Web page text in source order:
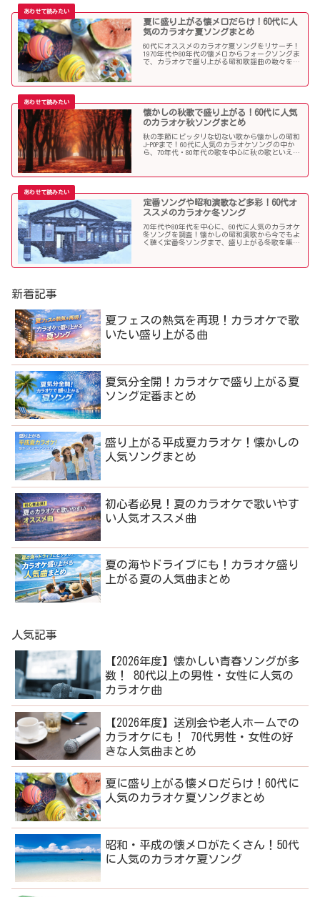
夏に盛り上がる懐メロだらけ！60代に人
気のカラオケ夏ソングまとめ
60代にオススメのカラオケ夏ソングをリサーチ！
1970年代や80年代の懐メロからフォークソングま
で、カラオケで盛り上がる昭和歌謡曲の数々を取
懐かしの秋歌で盛り上がる！60代に人気
のカラオケ秋ソングまとめ
秋の季節にピッタリな切ない歌から懐かしの昭和
J-POPまで！60代に人気のカラオケソングの中か
ら、70年代・80年代の歌を中心に秋の歌といえば
定番ソングや昭和演歌など多彩！60代オ
ススメのカラオケ冬ソング
70年代や80年代を中心に、60代に人気のカラオケ
冬ソングを調査！懐かしの昭和演歌から今でもよ
く聴く定番冬ソングまで、盛り上がる冬歌を集め
新着記事
夏フェスの熱気を再現！カラオケで歌
いたい盛り上がる曲
夏気分全開！カラオケで盛り上がる夏
ソング定番まとめ
盛り上がる平成夏カラオケ！懐かしの
人気ソングまとめ
初心者必見！夏のカラオケで歌いやす
い人気オススメ曲
夏の海やドライブにも！カラオケ盛り
上がる夏の人気曲まとめ
人気記事
【2026年度】懐かしい青春ソングが多
数！ 80代以上の男性・女性に人気の
カラオケ曲
【2026年度】送別会や老人ホームでの
カラオケにも！ 70代男性・女性の好
きな人気曲まとめ
夏に盛り上がる懐メロだらけ！60代に
人気のカラオケ夏ソングまとめ
昭和・平成の懐メロがたくさん！50代
に人気のカラオケ夏ソング